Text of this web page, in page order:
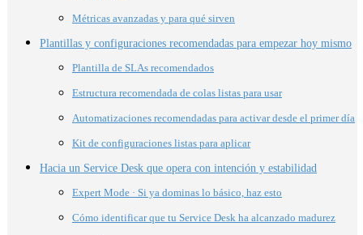
Métricas avanzadas y para qué sirven
Plantillas y configuraciones recomendadas para empezar hoy mismo
Plantilla de SLAs recomendados
Estructura recomendada de colas listas para usar
Automatizaciones recomendadas para activar desde el primer día
Kit de configuraciones listas para aplicar
Hacia un Service Desk que opera con intención y estabilidad
Expert Mode · Si ya dominas lo básico, haz esto
Cómo identificar que tu Service Desk ha alcanzado madurez